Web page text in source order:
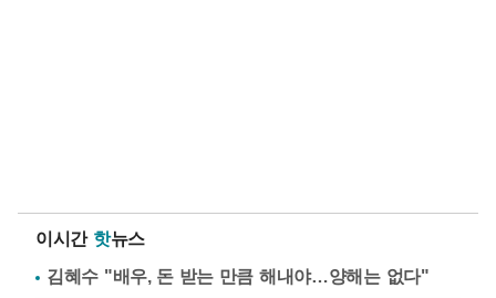
이시간 핫뉴스
김혜수 "배우, 돈 받는 만큼 해내야…양해는 없다"